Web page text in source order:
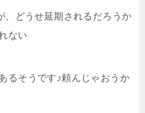
、どうせ延期されるだろうか
ない
るそうです♪頼んじゃおうか